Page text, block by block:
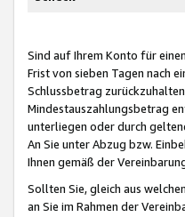
Sind auf Ihrem Konto für
Frist von sieben Tagen nach
Schlussbetrag
Mindestauszahlungsbetrag
unterliegen oder durch
An Sie unter Abzug bzw.
Ihnen gemäß der
Sollten Sie, gleich aus
an Sie im Rahmen der